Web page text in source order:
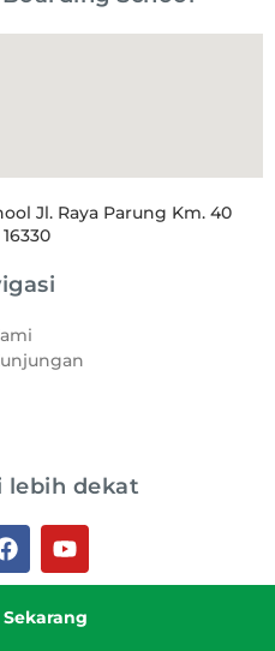
Jl. Raya Parung Km. 40
lebih dekat